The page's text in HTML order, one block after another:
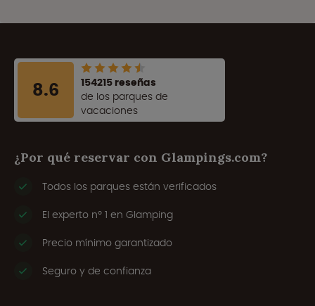
8.6
154215 reseñas
de los parques de
vacaciones
¿Por qué reservar con Glampings.com?
Todos los parques están verificados
El experto nº 1 en Glamping
Precio mínimo garantizado
Seguro y de confianza